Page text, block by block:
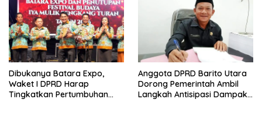
Dibukanya Batara Expo,
Waket I DPRD Harap
Tingkatkan Pertumbuhan
Anggota DPRD Barito Utara
Dorong Pemerintah Ambil
Langkah Antisipasi Dampak